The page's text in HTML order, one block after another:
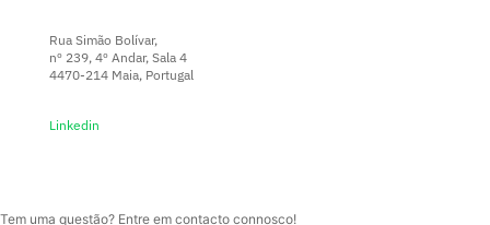
Rua Simão Bolívar,
nº 239, 4º Andar, Sala 4
4470-214 Maia, Portugal
Linkedin
Tem uma questão? Entre em contacto connosco!